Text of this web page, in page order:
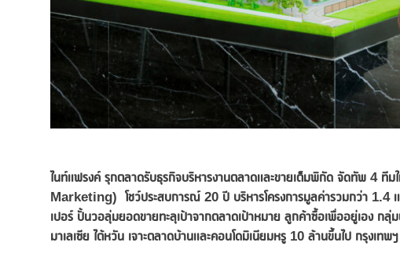
ไนท์แฟรงค์ รุกตลาดรับธุรกิจบริหารงานตลาดและขายเต็มพิกัด จัดทัพ 4 ทีม
Marketing) โชว์ประสบการณ์20 ปี บริหารโครงการมูลค่ารวมกว่า 1.4
เปอร์ ปั้นวอลุ่มยอดขายทะลุเป้าจากตลาดเป้าหมาย ลูกค้าซื้อเพื่ออยู่เอง กลุ่
มาเลเซีย ไต้หวัน เจาะตลาดบ้านและคอนโดมิเนียมหรู 10 ล้านขึ้นไป กรุงเทพ